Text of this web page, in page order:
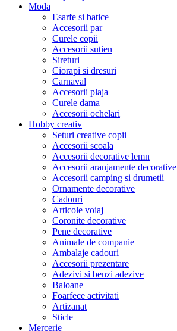
Moda
Esarfe si batice
Accesorii par
Curele copii
Accesorii sutien
Sireturi
Ciorapi si dresuri
Carnaval
Accesorii plaja
Curele dama
Accesorii ochelari
Hobby creativ
Seturi creative copii
Accesorii scoala
Accesorii decorative lemn
Accesorii aranjamente decorative
Accesorii camping si drumetii
Ornamente decorative
Cadouri
Articole voiaj
Coronite decorative
Pene decorative
Animale de companie
Ambalaje cadouri
Accesorii prezentare
Adezivi si benzi adezive
Baloane
Foarfece activitati
Artizanat
Sticle
Mercerie